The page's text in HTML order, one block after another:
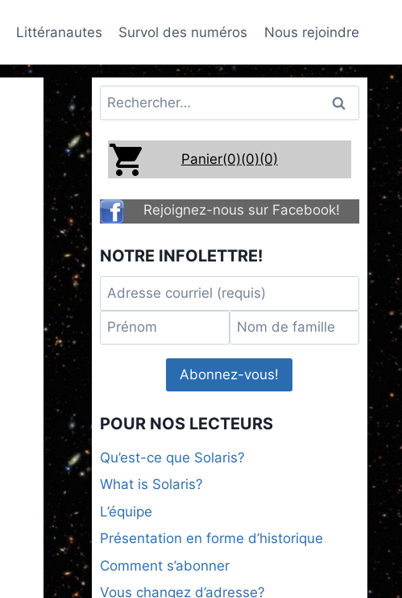
Littéranautes Survol des numéros Nous rejoindre
Rechercher :
Panier(0)(0)(0)
Rejoignez-nous sur Facebook!
NOTRE INFOLETTRE!
POUR NOS LECTEURS
Qu’est-ce que Solaris?
What is Solaris?
L’équipe
Présentation en forme d’historique
Comment s’abonner
Vous changez d’adresse?